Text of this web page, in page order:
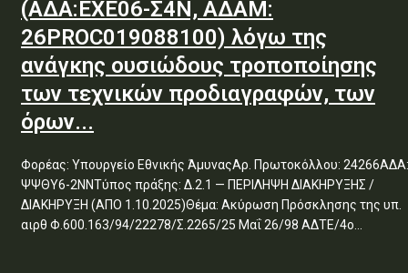
(ΑΔΑ:ΕΧΕ06-Σ4Ν, ΑΔΑΜ:
26PROC019088100) λόγω της
ανάγκης ουσιώδους τροποποίησης
των τεχνικών προδιαγραφών, των
όρων...
Φορέας: Υπουργείο Εθνικής ΆμυναςΑρ. Πρωτοκόλλου: 24266ΑΔΑ:
ΨΨΘΥ6-2ΝΝΤύπος πράξης: Δ.2.1 — ΠΕΡΙΛΗΨΗ ΔΙΑΚΗΡΥΞΗΣ /
ΔΙΑΚΗΡΥΞΗ (ΑΠΟ 1.10.2025)Θέμα: Ακύρωση Πρόσκλησης της υπ.
αιρθ Φ.600.163/94/22278/Σ.2265/25 Μαΐ 26/98 ΑΔΤΕ/4ο...